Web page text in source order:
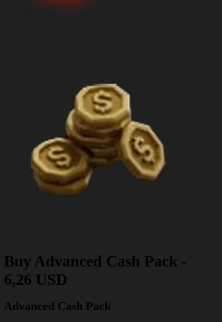
Buy Advanced Cash Pack -
6,26 USD
Advanced Cash Pack